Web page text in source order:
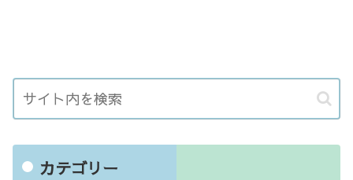
カテゴリー